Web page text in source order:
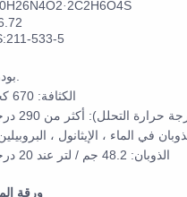
· 2C2H6O4S
533-5
الكثافة: 670 كجم / م 3
التحلل): أكثر من 290 درجة مئوية
الذوبان: 48.2 جم / لتر عند 20 درجة مئوية
ورقة